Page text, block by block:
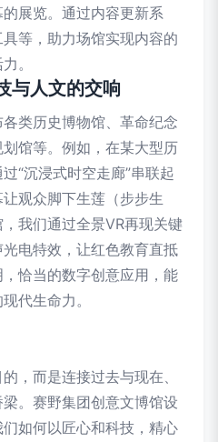
展览。通过内容更新系
等，助力场馆实现内容的
。
与人文的交响
类历史博物馆、革命纪念
馆等。例如，在某大型历
“沉浸式时空走廊”串联起
观众脚下生莲（步步生
我们通过全景VR再现关键
电特效，让红色教育直抵
恰当的数字创意应用，能
代生命力。
，而是连接过去与现在、
。赛野集团创意文博馆设
如何以匠心和科技，精心